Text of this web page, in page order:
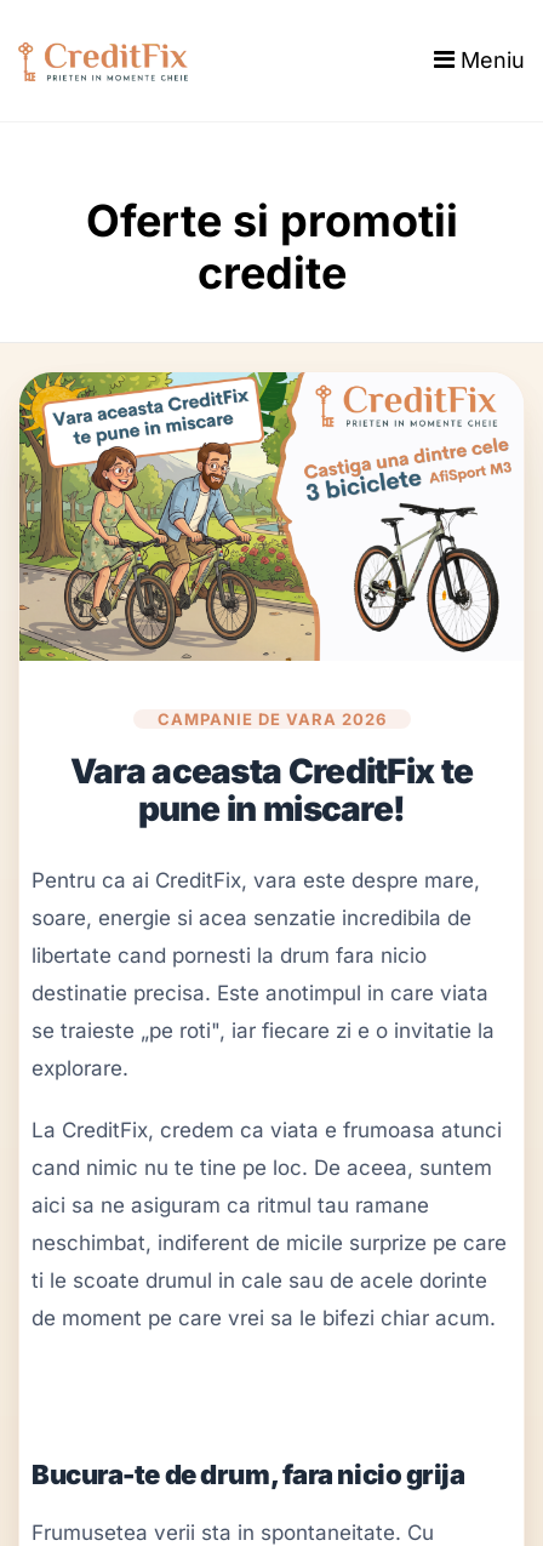
Meniu
Oferte si promotii
credite
CAMPANIE DE VARA 2026
Vara aceasta CreditFix te
pune in miscare!
Pentru ca ai CreditFix, vara este despre mare,
soare, energie si acea senzatie incredibila de
libertate cand pornesti la drum fara nicio
destinatie precisa. Este anotimpul in care viata
se traieste „pe roti", iar fiecare zi e o invitatie la
explorare.
La CreditFix, credem ca viata e frumoasa atunci
cand nimic nu te tine pe loc. De aceea, suntem
aici sa ne asiguram ca ritmul tau ramane
neschimbat, indiferent de micile surprize pe care
ti le scoate drumul in cale sau de acele dorinte
de moment pe care vrei sa le bifezi chiar acum.
Bucura-te de drum, fara nicio grija
Frumusetea verii sta in spontaneitate. Cu